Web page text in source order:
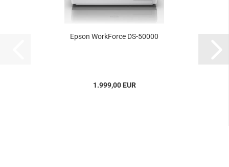
Epson WorkForce DS-50000
1.999,00 EUR